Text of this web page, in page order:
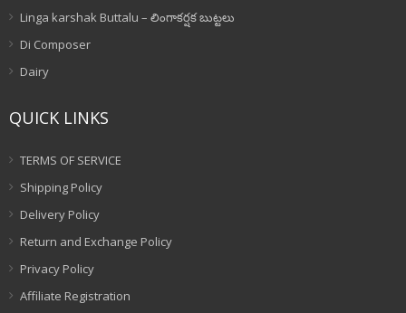
Linga karshak Buttalu – లింగాకర్షక బుట్టలు
Di Composer
Dairy
QUICK LINKS
TERMS OF SERVICE
Shipping Policy
Delivery Policy
Return and Exchange Policy
Privacy Policy
Affiliate Registration